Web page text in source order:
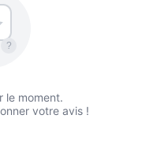
?
le moment.
votre avis !